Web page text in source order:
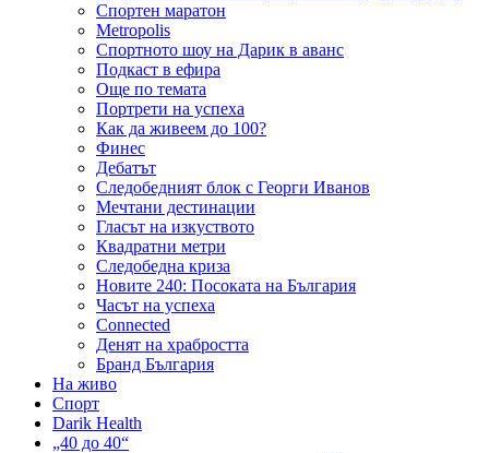
Спортен маратон
Metropolis
Спортното шоу на Дарик в аванс
Подкаст в ефира
Още по темата
Портрети на успеха
Как да живеем до 100?
Финес
Дебатът
Следобедният блок с Георги Иванов
Мечтани дестинации
Гласът на изкуството
Квадратни метри
Следобедна криза
Новите 240: Посоката на България
Часът на успеха
Connected
Денят на храбростта
Бранд България
На живо
Спорт
Darik Health
„40 до 40“